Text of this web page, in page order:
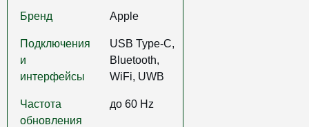
Бренд Apple
Подключения
и
интерфейсы
USB Type-C,
Bluetooth,
WiFi, UWB
Частота
обновления
до 60 Hz